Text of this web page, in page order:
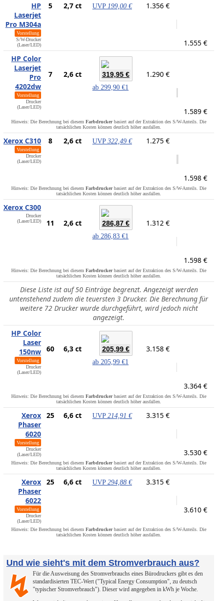
HP
Laserjet
Pro M304a
Vorstellung
S/W-Drucker
(Laser/LED)
5 2,7 ct UVP 199,00 € 1.356 €
1.555 €
HP Color
Laserjet
Pro
4202dw
Vorstellung
Drucker
(Laser/LED)
7 2,6 ct 319,95 €
ab 299,90 €1
1.290 €
1.589 €
Hinweis: Die Berechnung bei diesem Farbdruckerbasiert auf der Extraktion des S/W-Anteils. Die
tatsächlichen Kosten können deutlich höher ausfallen.
Xerox C310
Vorstellung
Drucker
(Laser/LED)
8 2,6 ct UVP 322,49 € 1.275 €
1.598 €
Hinweis: Die Berechnung bei diesem Farbdruckerbasiert auf der Extraktion des S/W-Anteils. Die
tatsächlichen Kosten können deutlich höher ausfallen.
Xerox C300
Drucker
(Laser/LED)
11 2,6 ct 286,87 €
ab 286,83 €1
1.312 €
1.598 €
Hinweis: Die Berechnung bei diesem Farbdruckerbasiert auf der Extraktion des S/W-Anteils. Die
tatsächlichen Kosten können deutlich höher ausfallen.
Diese Liste ist auf 50 Einträge begrenzt. Angezeigt werden
untenstehend zudem die teuersten 3 Drucker. Die Berechnung für
weitere 72 Drucker wurde durchgeführt, wird jedoch nicht
angezeigt.
HP Color
Laser
150nw
Vorstellung
Drucker
(Laser/LED)
60 6,3 ct 205,99 €
ab 205,99 €1
3.158 €
3.364 €
Hinweis: Die Berechnung bei diesem Farbdruckerbasiert auf der Extraktion des S/W-Anteils. Die
tatsächlichen Kosten können deutlich höher ausfallen.
Xerox
Phaser
6020
Vorstellung
Drucker
(Laser/LED)
25 6,6 ct UVP 214,91 € 3.315 €
3.530 €
Hinweis: Die Berechnung bei diesem Farbdruckerbasiert auf der Extraktion des S/W-Anteils. Die
tatsächlichen Kosten können deutlich höher ausfallen.
Xerox
Phaser
6022
Vorstellung
Drucker
(Laser/LED)
25 6,6 ct UVP 294,88 € 3.315 €
3.610 €
Hinweis: Die Berechnung bei diesem Farbdruckerbasiert auf der Extraktion des S/W-Anteils. Die
tatsächlichen Kosten können deutlich höher ausfallen.
Und wie sieht's mit dem Stromverbrauch aus?
↯
Für die Ausweisung des Stromverbrauchs eines Bürodruckers gibt es den
standardisierten TEC-Wert ("Typical Energy Consumption", zu deutsch
"typischer Stromverbrauch"). Dieser wird angegeben in kWh je Woche.